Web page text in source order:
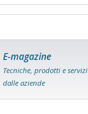
E-magazine
Tecniche, prodotti e servizi
dalle aziende